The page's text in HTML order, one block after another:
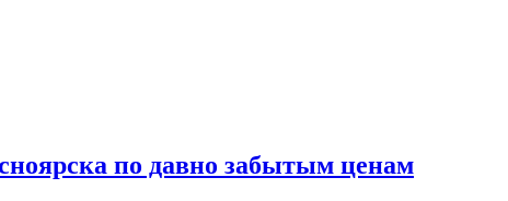
по давно забытым ценам